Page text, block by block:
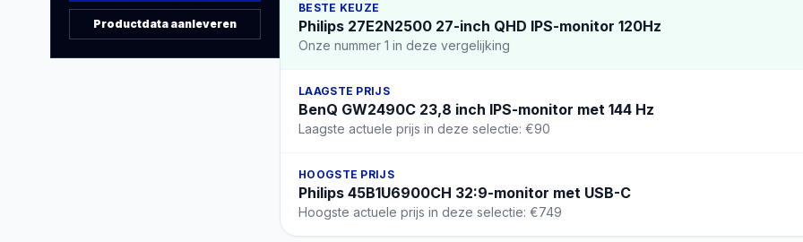
Productdata aanleveren
BESTE KEUZE
Philips 27E2N2500 27-inch QHD IPS-monitor 120Hz
Onze nummer 1 in deze vergelijking
LAAGSTE PRIJS
BenQ GW2490C 23,8 inch IPS-monitor met 144 Hz
Laagste actuele prijs in deze selectie: €90
HOOGSTE PRIJS
Philips 45B1U6900CH 32:9-monitor met USB-C
Hoogste actuele prijs in deze selectie: €749